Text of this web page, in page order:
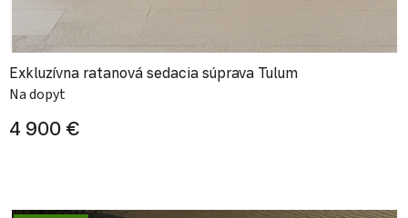
Exkluzívna ratanová sedacia súprava Tulum
Na dopyt
4 900 €